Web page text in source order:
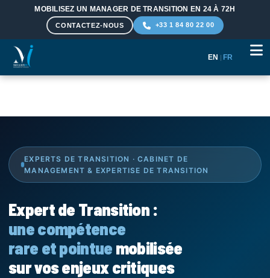
MOBILISEZ UN MANAGER DE TRANSITION EN 24 À 72H
CONTACTEZ-NOUS +33 1 84 80 22 00
Aller au contenu principal
EN | FR
EXPERTS DE TRANSITION · CABINET DE
MANAGEMENT & EXPERTISE DE TRANSITION
Expert de Transition :
une compétence
rare et pointue mobilisée
sur vos enjeux critiques